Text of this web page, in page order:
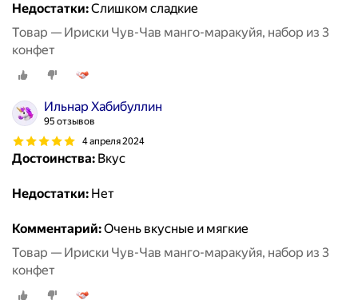
Недостатки:Слишком сладкие
Товар — Ириски Чув-Чав манго-маракуйя, набор из 3
конфет
Ильнар Хабибуллин
95 отзывов
4 апреля 2024
Достоинства: Вкус
Недостатки: Нет
Комментарий:Очень вкусные и мягкие
Товар — Ириски Чув-Чав манго-маракуйя, набор из 3
конфет